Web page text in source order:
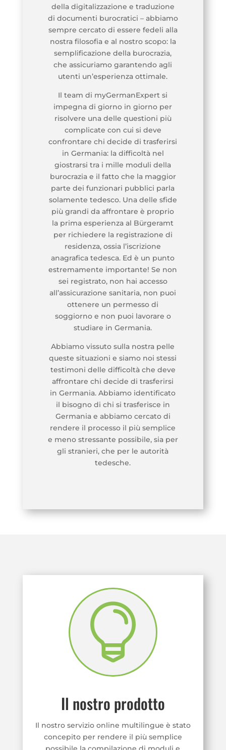
della digitalizzazione e traduzione
di documenti burocratici – abbiamo
sempre cercato di essere fedeli alla
nostra filosofia e al nostro scopo: la
semplificazione della burocrazia,
che assicuriamo garantendo agli
utenti un’esperienza ottimale.
Il team di myGermanExpert si
impegna di giorno in giorno per
risolvere una delle questioni più
complicate con cui si deve
confrontare chi decide di trasferirsi
in Germania: la difficoltà nel
giostrarsi tra i mille moduli della
burocrazia e il fatto che la maggior
parte dei funzionari pubblici parla
solamente tedesco. Una delle sfide
più grandi da affrontare è proprio
la prima esperienza al Bürgeramt
per richiedere la registrazione di
residenza, ossia l’iscrizione
anagrafica tedesca. Ed è un punto
estremamente importante! Se non
sei registrato, non hai accesso
all’assicurazione sanitaria, non puoi
ottenere un permesso di
soggiorno e non puoi lavorare o
studiare in Germania.
Abbiamo vissuto sulla nostra pelle
queste situazioni e siamo noi stessi
testimoni delle difficoltà che deve
affrontare chi decide di trasferirsi
in Germania. Abbiamo identificato
il bisogno di chi si trasferisce in
Germania e abbiamo cercato di
rendere il processo il più semplice
e meno stressante possibile, sia per
gli stranieri, che per le autorità
tedesche.

Il nostro prodotto
Il nostro servizio online multilingue è stato
concepito per rendere il più semplice